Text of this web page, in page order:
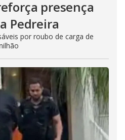
presença
Pedreira
por roubo de carga de